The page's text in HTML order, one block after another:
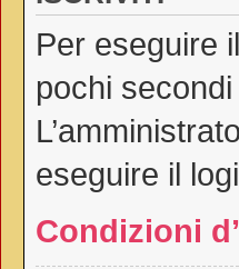
Per eseguire
pochi
eseguire il
Condizioni